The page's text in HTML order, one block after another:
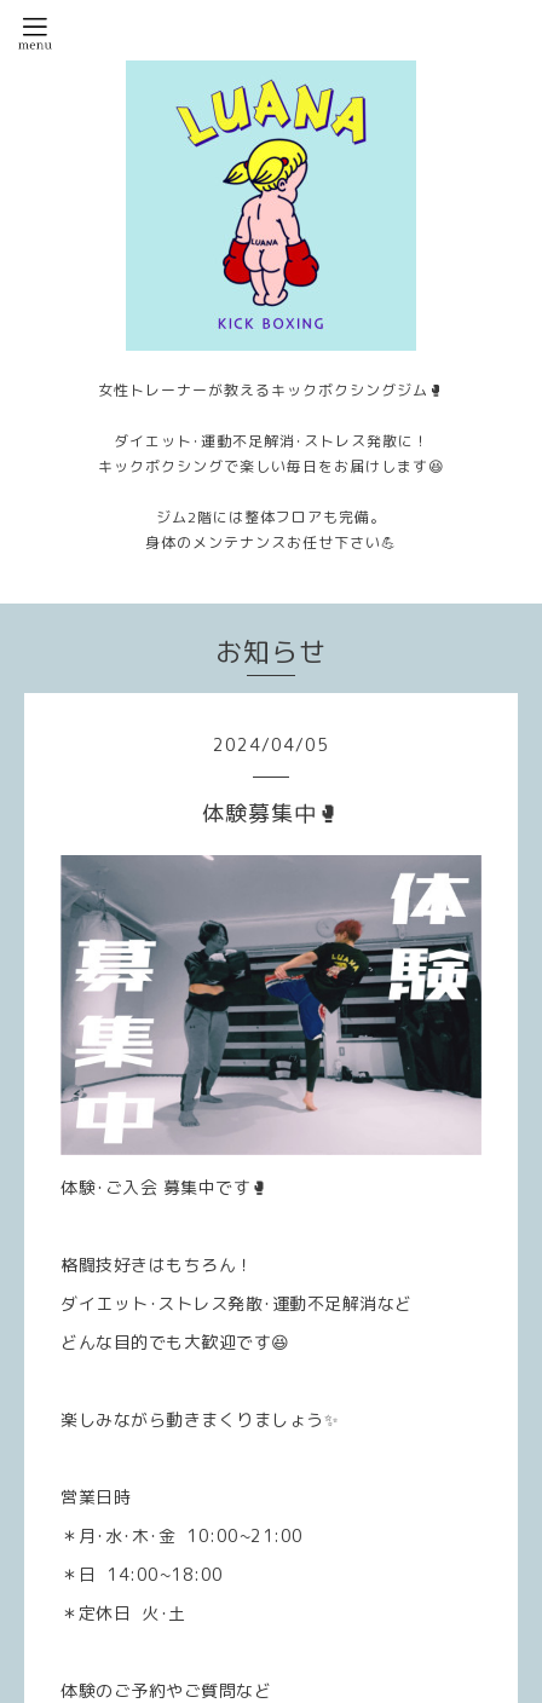
女性トレーナーが教えるキックボクシングジム🥊
ダイエット･運動不足解消･ストレス発散に！
キックボクシングで楽しい毎日をお届けします😆
ジム2階には整体フロアも完備。
身体のメンテナンスお任せ下さい💪
お知らせ
2024/04/05
体験募集中🥊
体験･ご入会 募集中です🥊
格闘技好きはもちろん！
ダイエット･ストレス発散･運動不足解消など
どんな目的でも大歓迎です😆
楽しみながら動きまくりましょう✨
営業日時
＊月･水･木･金 10:00~21:00
＊日 14:00~18:00
＊定休日 火･土
体験のご予約やご質問など